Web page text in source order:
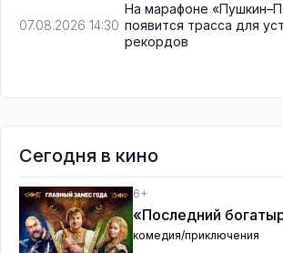
07.08.2026 14:30
На марафоне
появится трасса для
рекордов
Сегодня в кино
6+
«Последний
комедия/приключения